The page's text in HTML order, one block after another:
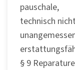
pauschale,
technisch
§ 9